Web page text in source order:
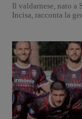
Il valdarnese, nato a
Incisa, racconta la